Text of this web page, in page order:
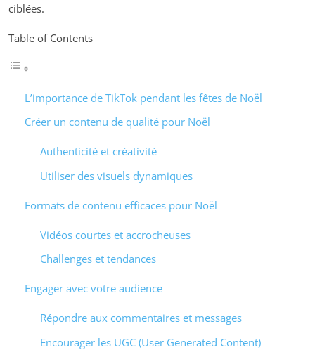
ciblées.
Table of Contents
L’importance de TikTok pendant les fêtes de Noël
Créer un contenu de qualité pour Noël
Authenticité et créativité
Utiliser des visuels dynamiques
Formats de contenu efficaces pour Noël
Vidéos courtes et accrocheuses
Challenges et tendances
Engager avec votre audience
Répondre aux commentaires et messages
Encourager les UGC (User Generated Content)